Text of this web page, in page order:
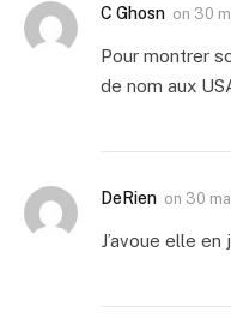
C Ghosn on 30
Pour montrer
de nom aux
DeRien on 30
J’avoue elle en